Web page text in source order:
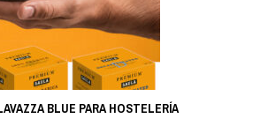
BLUE PARA HOSTELERÍA